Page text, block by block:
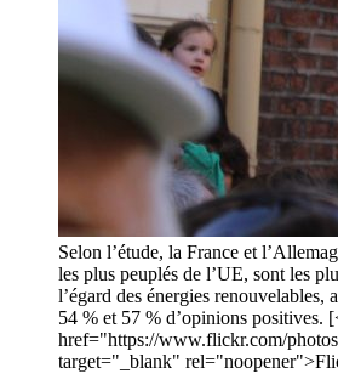
Selon l’étude, la France et
les plus peuplés de l’UE, sont les
l’égard des énergies renouvelables,
54 % et 57 % d’opinions positives.
href="https://www.flickr.com/
target="_blank"